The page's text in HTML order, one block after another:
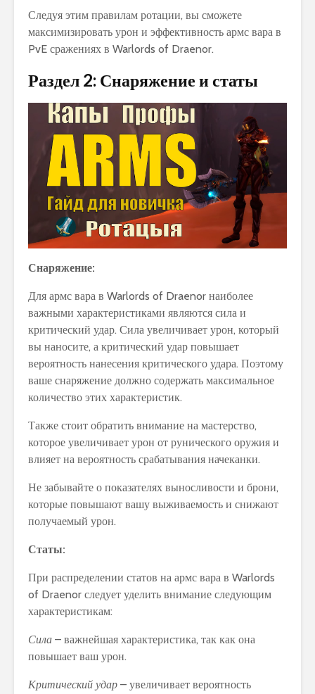
Следуя этим правилам ротации, вы сможете
максимизировать урон и эффективность армс вара в
PvE сражениях в Warlords of Draenor.
Раздел 2: Снаряжение и статы
Снаряжение:
Для армс вара в Warlords of Draenor наиболее
важными характеристиками являются сила и
критический удар. Сила увеличивает урон, который
вы наносите, а критический удар повышает
вероятность нанесения критического удара. Поэтому
ваше снаряжение должно содержать максимальное
количество этих характеристик.
Также стоит обратить внимание на мастерство,
которое увеличивает урон от рунического оружия и
влияет на вероятность срабатывания начеканки.
Не забывайте о показателях выносливости и брони,
которые повышают вашу выживаемость и снижают
получаемый урон.
Статы:
При распределении статов на армс вара в Warlords
of Draenor следует уделить внимание следующим
характеристикам:
Сила – важнейшая характеристика, так как она
повышает ваш урон.
Критический удар – увеличивает вероятность